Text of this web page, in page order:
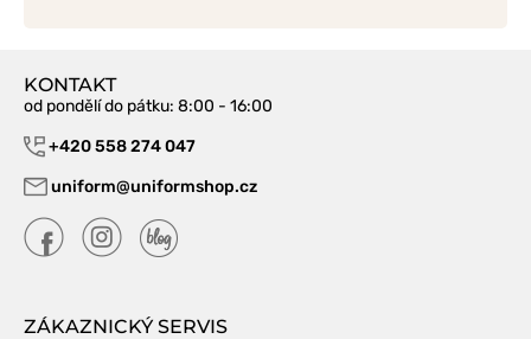
KONTAKT
od pondělí do pátku: 8:00 - 16:00
+420 558 274 047
uniform@uniformshop.cz
ZÁKAZNICKÝ SERVIS